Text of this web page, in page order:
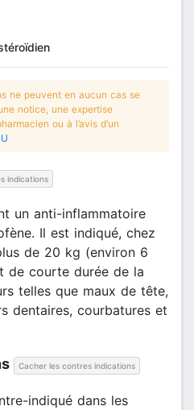
ne peuvent en aucun cas se
notice, une expertise
ou à l’avis d’un
indications
un anti-inflammatoire
Il est indiqué, chez
de 20 kg (environ 6
de courte durée de la
telles que maux de tête,
dentaires, courbatures et
Cacher les contres indications
indiqué dans les